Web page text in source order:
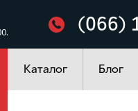
(066)
Каталог
Електроустаткування
Блог